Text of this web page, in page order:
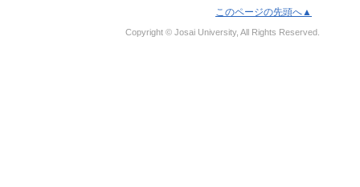
このページの先頭へ▲
Copyright © Josai University, All Rights Reserved.